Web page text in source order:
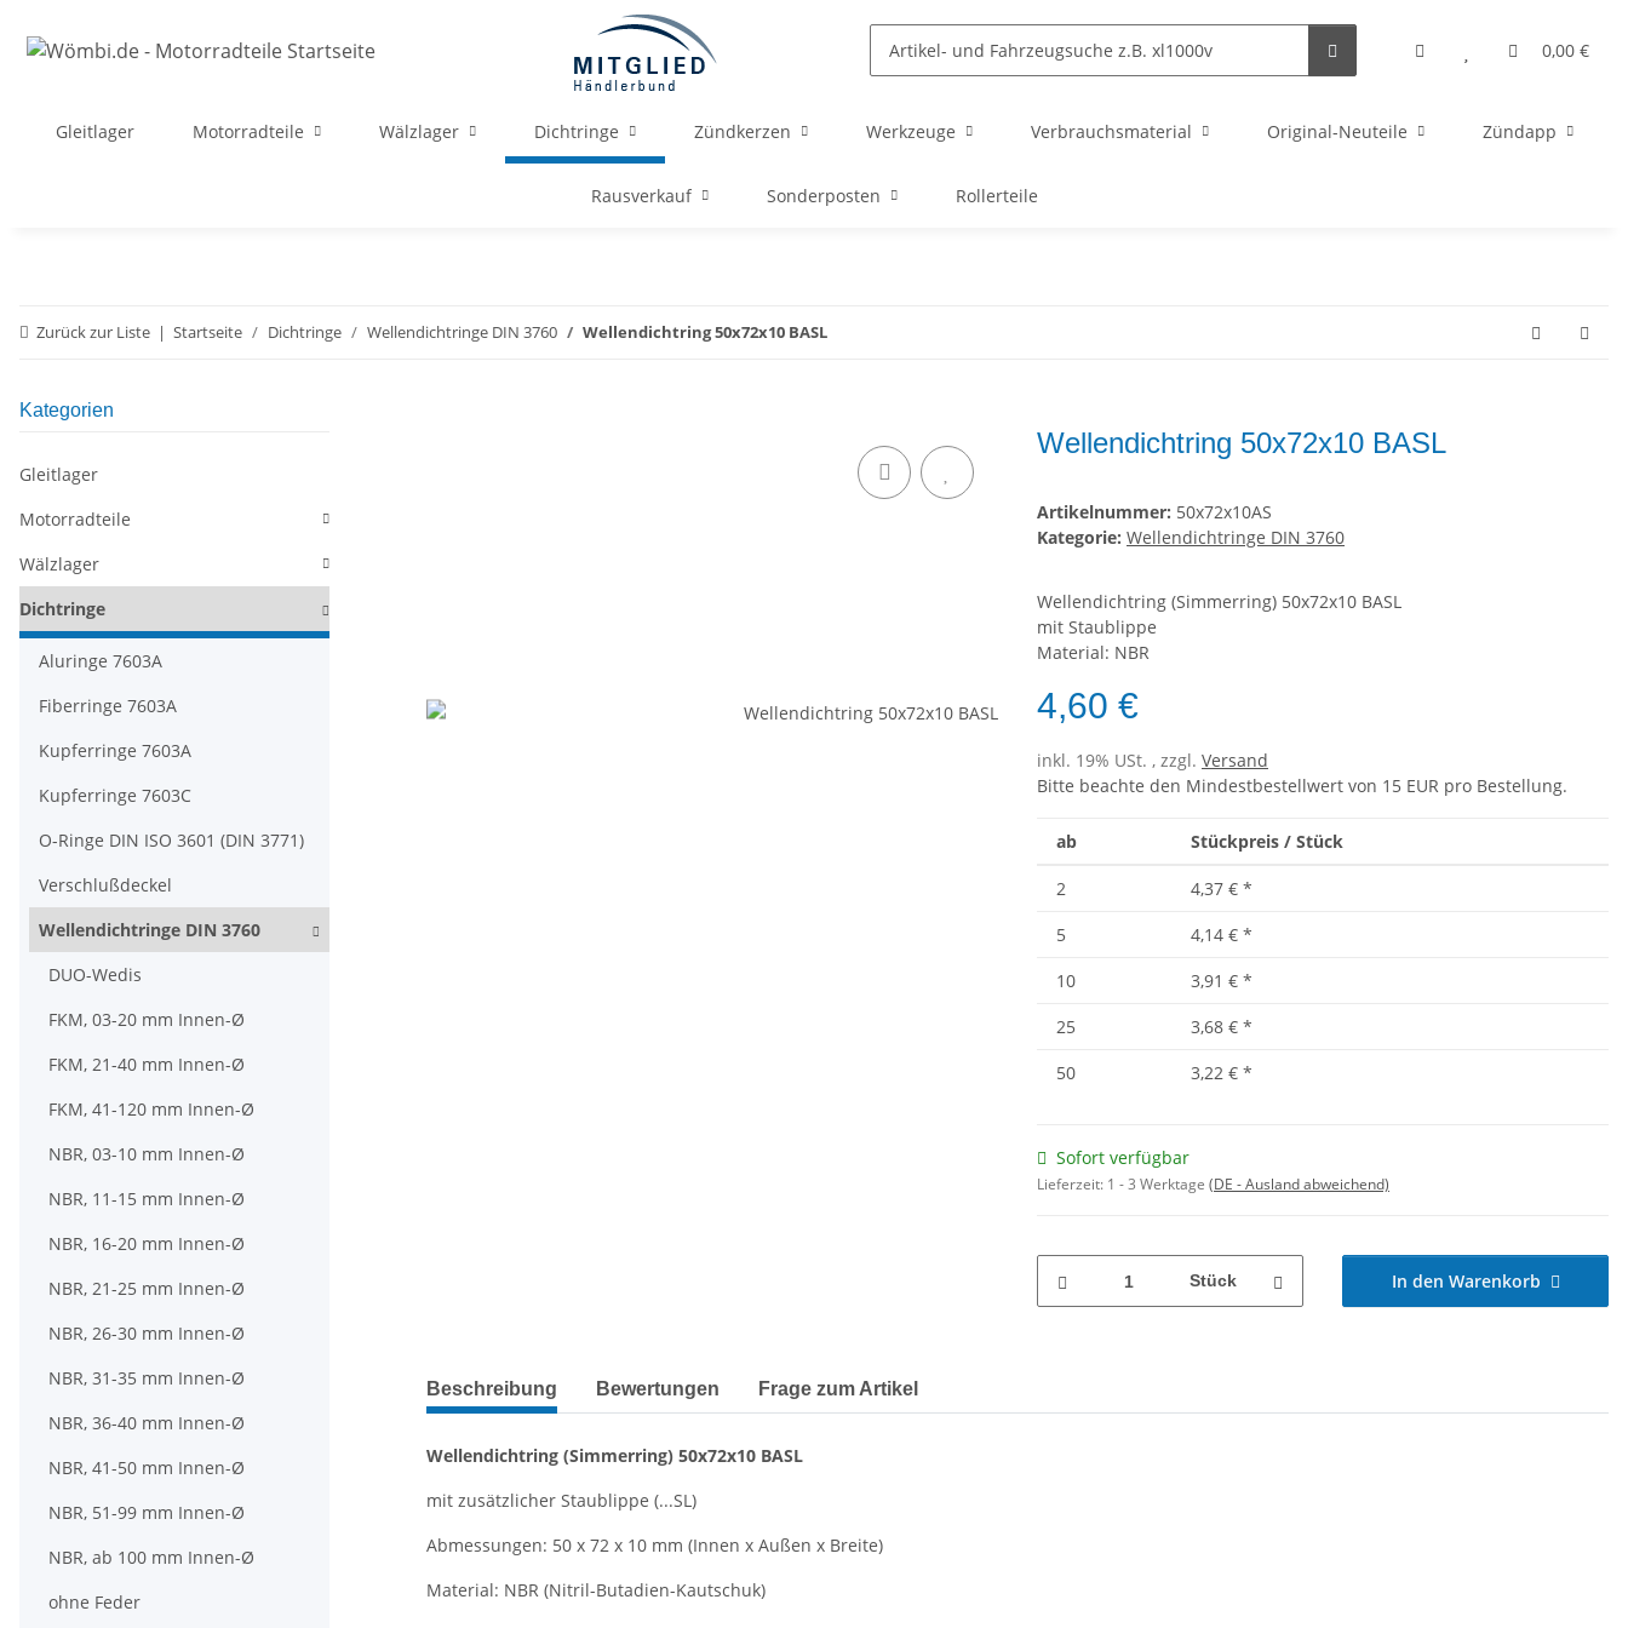
0,00 €
Gleitlager Motorradteile Wälzlager Dichtringe Zündkerzen Werkzeuge Verbrauchsmaterial Original-Neuteile Zündapp
Rausverkauf Sonderposten Rollerteile
Zurück zur Liste Startseite Dichtringe Wellendichtringe DIN 3760 Wellendichtring 50x72x10 BASL
Wellendichtring 50x72x10 BASL
Artikelnummer: 50x72x10AS
Kategorie: Wellendichtringe DIN 3760
Wellendichtring (Simmerring) 50x72x10 BASL
mit Staublippe
Material: NBR
4,60 €
inkl. 19% USt. , zzgl. Versand
Bitte beachte den Mindestbestellwert von 15 EUR pro Bestellung.
ab Stückpreis / Stück
2 4,37 € *
5
4,14 € *
10
3,91 € *
25
3,68 € *
50
3,22 € *
Sofort verfügbar
Lieferzeit: 1 - 3 Werktage (DE - Ausland abweichend)
Stück In den Warenkorb
weitere Registerkarten anzeigen
Beschreibung Bewertungen Frage zum Artikel
Wellendichtring (Simmerring) 50x72x10 BASL
mit zusätzlicher Staublippe (...SL)
Abmessungen: 50 x 72 x 10 mm (Innen x Außen x Breite)
Material: NBR (Nitril-Butadien-Kautschuk)
Kategorien
Gleitlager
Motorradteile
Wälzlager
Dichtringe
Aluringe 7603A
Fiberringe 7603A
Kupferringe 7603A
Kupferringe 7603C
O-Ringe DIN ISO 3601 (DIN 3771)
Verschlußdeckel
Wellendichtringe DIN 3760
DUO-Wedis
FKM, 03-20 mm Innen-Ø
FKM, 21-40 mm Innen-Ø
FKM, 41-120 mm Innen-Ø
NBR, 03-10 mm Innen-Ø
NBR, 11-15 mm Innen-Ø
NBR, 16-20 mm Innen-Ø
NBR, 21-25 mm Innen-Ø
NBR, 26-30 mm Innen-Ø
NBR, 31-35 mm Innen-Ø
NBR, 36-40 mm Innen-Ø
NBR, 41-50 mm Innen-Ø
NBR, 51-99 mm Innen-Ø
NBR, ab 100 mm Innen-Ø
ohne Feder